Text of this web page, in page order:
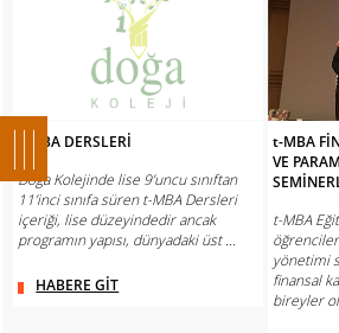
t-MBA DERSLERİ
Doğa Kolejinde lise 9’uncu sınıftan
11’inci sınıfa süren t-MBA Dersleri
içeriği, lise düzeyindedir ancak
programın yapısı, dünyadaki üst ...
HABERE GİT
t-MBA
VE
t-MBA
yönetimi
finansal
bireyler